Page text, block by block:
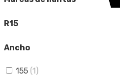
R15
Ancho
155 (1)